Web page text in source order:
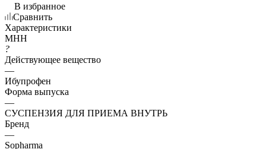
В избранное
Сравнить
Характеристики
МНН
?
Действующее вещество
—
Ибупрофен
Форма выпуска
—
СУСПЕНЗИЯ ДЛЯ ПРИЕМА ВНУТРЬ
Бренд
—
Sopharma